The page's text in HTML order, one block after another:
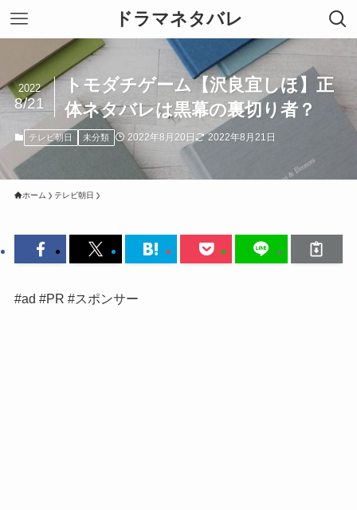
ドラマネタバレ
トモダチゲーム【沢良宜しほ】正
体ネタバレは黒幕の裏切り者？
2022
8/21
テレビ朝日 未分類 2022年8月20日 2022年8月21日
ホーム テレビ朝日
#ad #PR #スポンサー